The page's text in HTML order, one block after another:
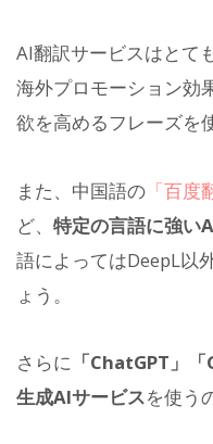
AI翻訳サービスはとて
海外プロモーション効
欲を高めるフレーズを
また、中国語の 「百度
ど、 特定の言語に強い
語によってはDeepL以
ょう。
さらに 「ChatGPT」
生成AIサービスを使う